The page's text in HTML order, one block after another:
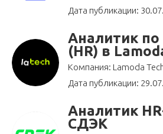
Дата публикации:
Аналитик по
(HR) в
Компания: Lamoda
Дата публикации:
Аналитик
СДЭК